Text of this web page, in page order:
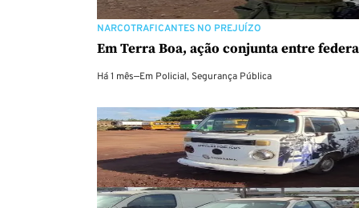
NARCOTRAFICANTES NO PREJUÍZO
Em Terra Boa, ação conjunta entre
Há 1 mês—Em Policial, Segurança Pública